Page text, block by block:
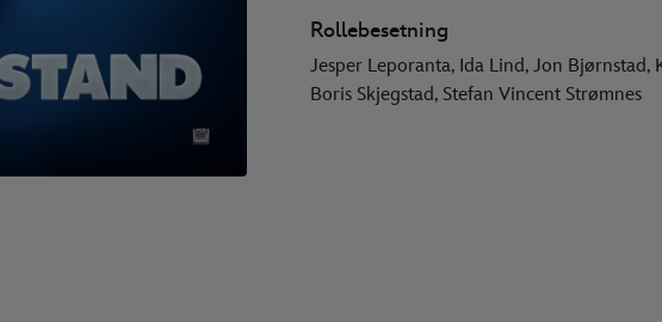
Rollebesetning
Jesper Leporanta, Ida Lind, Jon Bjørnstad,
Boris Skjegstad, Stefan Vincent Strømnes